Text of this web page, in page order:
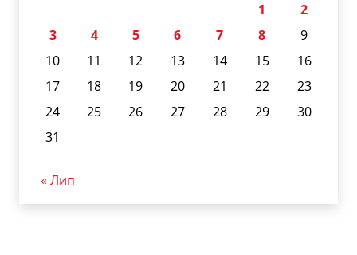
1
2
3
4 5 6 7 8
9
10
11 12 13 14 15
16
17
18 19 20 21 22
23
24
25 26 27 28 29
30
31
« Лип